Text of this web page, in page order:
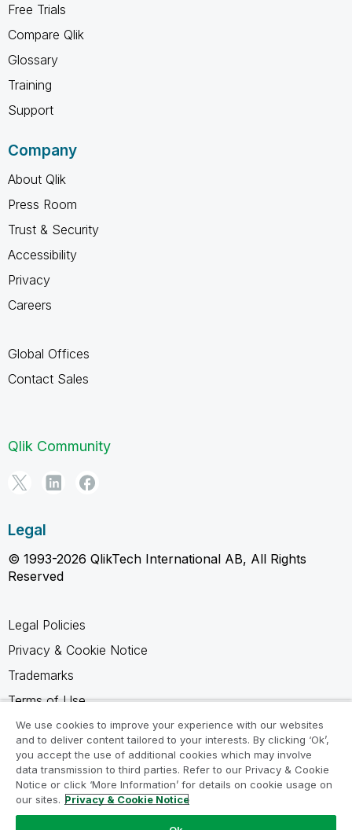
Free Trials
Compare Qlik
Glossary
Training
Support
Company
About Qlik
Press Room
Trust & Security
Accessibility
Privacy
Careers
Global Offices
Contact Sales
Qlik Community
Legal
© 1993-2026 QlikTech International AB, All Rights
Reserved
Legal Policies
Privacy & Cookie Notice
Trademarks
Terms of Use
Legal Agreements
Product Terms
Do not share my info
We use cookies to improve your experience with our websites
and to deliver content tailored to your interests. By clicking ‘Ok’,
you accept the use of additional cookies which may involve
data transmission to third parties. Refer to our Privacy & Cookie
Notice or click ‘More Information’ for details on cookie usage on
our sites. Privacy & Cookie Notice